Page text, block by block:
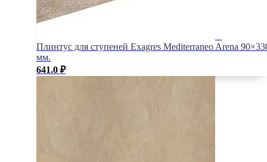
Плинтус для ступеней Exagres Mediterraneo Arena
мм.
641.0 ₽